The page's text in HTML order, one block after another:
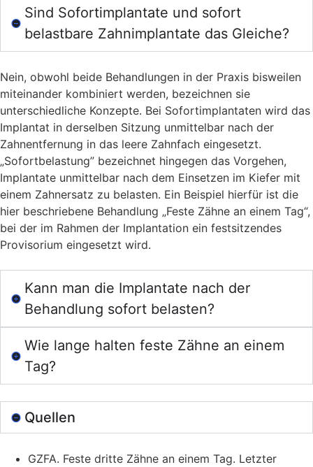
Sind Sofortimplantate und sofort
belastbare Zahnimplantate das Gleiche?
Nein, obwohl beide Behandlungen in der Praxis bisweilen
miteinander kombiniert werden, bezeichnen sie
unterschiedliche Konzepte. Bei Sofortimplantaten wird das
Implantat in derselben Sitzung unmittelbar nach der
Zahnentfernung in das leere Zahnfach eingesetzt.
„Sofortbelastung” bezeichnet hingegen das Vorgehen,
Implantate unmittelbar nach dem Einsetzen im Kiefer mit
einem Zahnersatz zu belasten. Ein Beispiel hierfür ist die
hier beschriebene Behandlung „Feste Zähne an einem Tag“,
bei der im Rahmen der Implantation ein festsitzendes
Provisorium eingesetzt wird.
Kann man die Implantate nach der
Behandlung sofort belasten?
Wie lange halten feste Zähne an einem
Tag?
Quellen
GZFA. Feste dritte Zähne an einem Tag. Letzter